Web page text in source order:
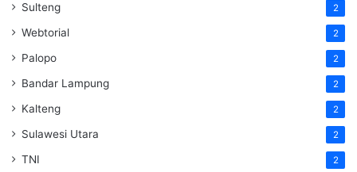
Sulteng 2
Webtorial 2
Palopo 2
Bandar Lampung 2
Kalteng 2
Sulawesi Utara 2
TNI 2